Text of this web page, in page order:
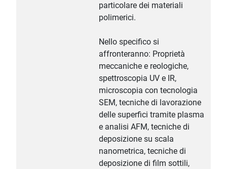
particolare dei materiali
polimerici.
Nello specifico si
affronteranno: Proprietà
meccaniche e reologiche,
spettroscopia UV e IR,
microscopia con tecnologia
SEM, tecniche di lavorazione
delle superfici tramite plasma
e analisi AFM, tecniche di
deposizione su scala
nanometrica, tecniche di
deposizione di film sottili,